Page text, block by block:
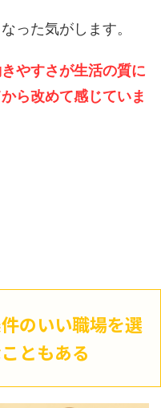
った気がします。
やすさが生活の質に
ら改めて感じていま
のいい職場を選
ともある